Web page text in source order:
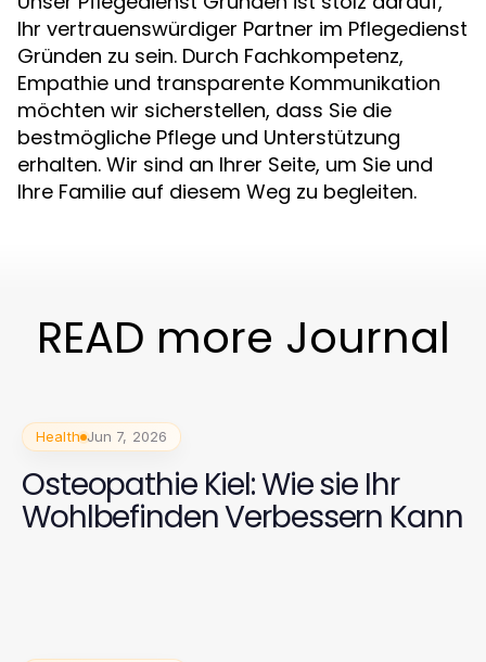
Ihr vertrauenswürdiger Partner im Pflegedienst
Gründen zu sein. Durch Fachkompetenz,
Empathie und transparente Kommunikation
möchten wir sicherstellen, dass Sie die
bestmögliche Pflege und Unterstützung
erhalten. Wir sind an Ihrer Seite, um Sie und
Ihre Familie auf diesem Weg zu begleiten.
READ more Journal
Health Jun 7, 2026
Osteopathie Kiel: Wie sie Ihr
Wohlbefinden Verbessern Kann